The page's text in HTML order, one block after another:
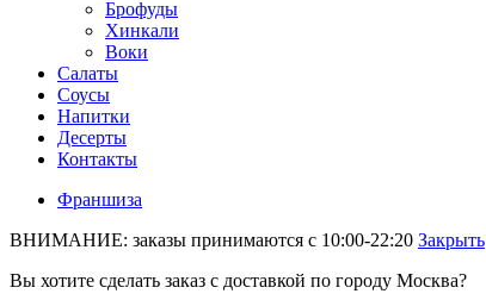
Брофуды
Хинкали
Воки
Салаты
Соусы
Напитки
Десерты
Контакты
Франшиза
ВНИМАНИЕ: заказы принимаются с 10:00-22:20 Закрыть
Вы хотите сделать заказ с доставкой по городу Москва?